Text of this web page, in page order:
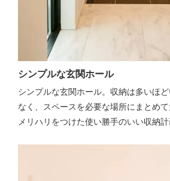
シンプルな玄関ホール
シンプルな玄関ホール。収納は多いほ
なく、スペースを必要な場所にまとめて
メリハリをつけた使い勝手のいい収納